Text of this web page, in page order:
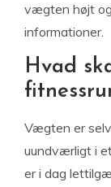
vægten højt
informationer.
Hvad
Vægten er
uundværligt i
er i dag